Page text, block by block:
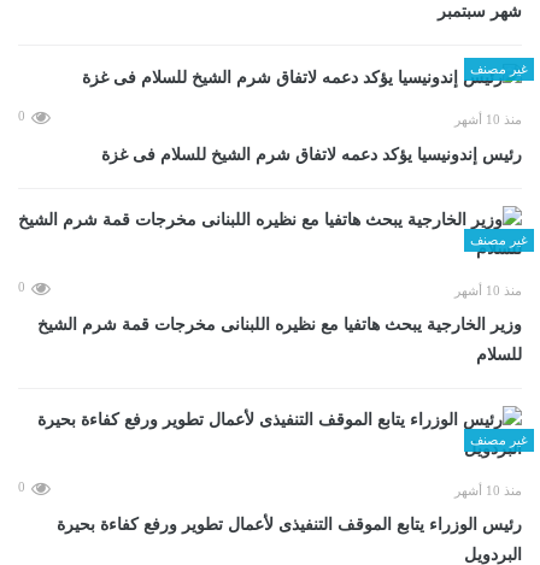
شهر سبتمبر
غير مصنف
منذ 10 أشهر 0
رئيس إندونيسيا يؤكد دعمه لاتفاق شرم الشيخ للسلام فى غزة
غير مصنف
منذ 10 أشهر 0
وزير الخارجية يبحث هاتفيا مع نظيره اللبنانى مخرجات قمة شرم الشيخ
للسلام
غير مصنف
منذ 10 أشهر 0
رئيس الوزراء يتابع الموقف التنفيذى لأعمال تطوير ورفع كفاءة بحيرة
البردويل